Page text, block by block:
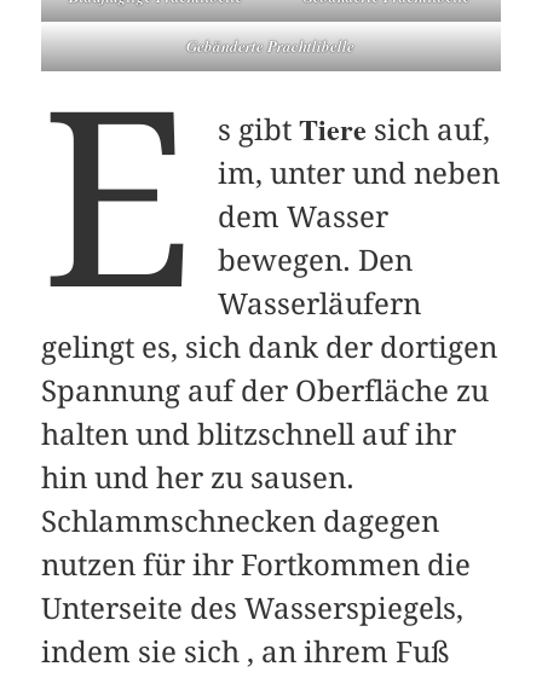
Gebänderte Prachtlibelle
E s gibt Tiere sich auf,
im, unter und neben
dem Wasser
bewegen. Den
Wasserläufern
gelingt es, sich dank der dortigen
Spannung auf der Oberfläche zu
halten und blitzschnell auf ihr
hin und her zu sausen.
Schlammschnecken dagegen
nutzen für ihr Fortkommen die
Unterseite des Wasserspiegels,
indem sie sich , an ihrem Fuß